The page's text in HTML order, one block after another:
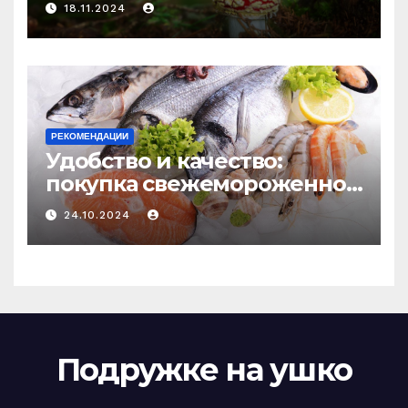
18.11.2024
РЕКОМЕНДАЦИИ
Удобство и качество:
покупка свежемороженной
рыбы онлайн
24.10.2024
Подружке на ушко